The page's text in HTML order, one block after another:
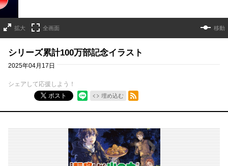
拡大 全画面 移動
シリーズ累計100万部記念イラスト
2025年04月17日
シェアして応援しよう！
ポスト
埋め込む
RSSフィード